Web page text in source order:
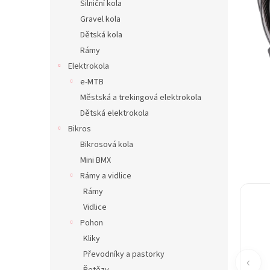
Silniční kola
Gravel kola
Dětská kola
Rámy
Elektrokola
e-MTB
Městská a trekingová elektrokola
Dětská elektrokola
Bikros
Bikrosová kola
Mini BMX
Rámy a vidlice
Rámy
Vidlice
Pohon
Kliky
Převodníky a pastorky
‹